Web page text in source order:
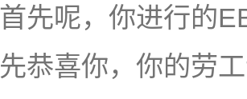
首先呢，你进行的
先恭喜你，你的劳